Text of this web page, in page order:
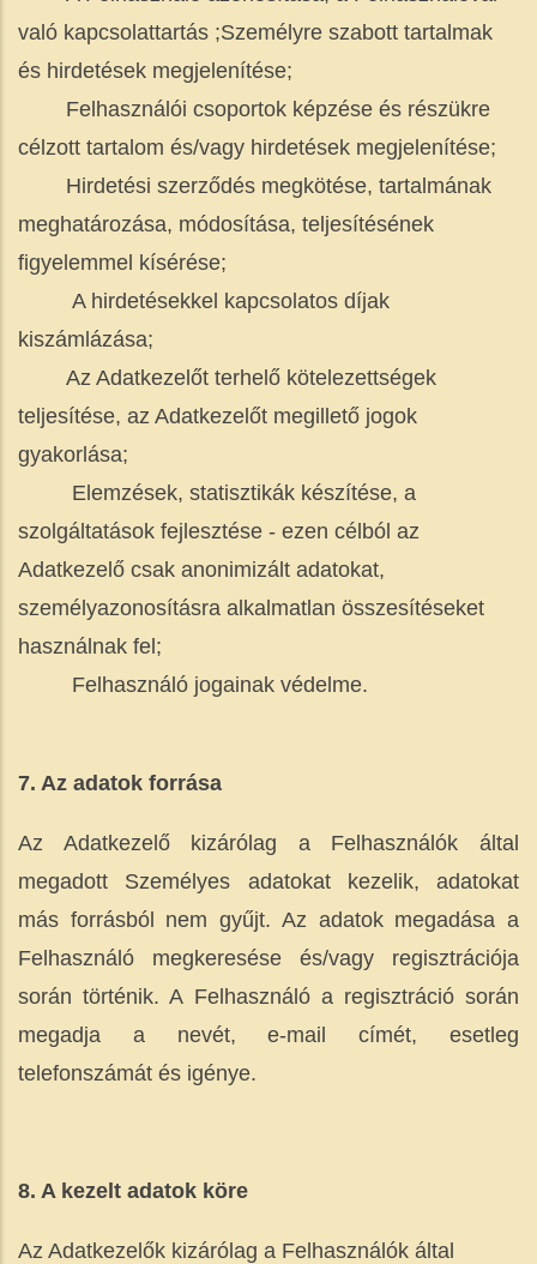
való kapcsolattartás ;Személyre szabott tartalmak
és hirdetések megjelenítése;
Felhasználói csoportok képzése és részükre
célzott tartalom és/vagy hirdetések megjelenítése;
Hirdetési szerződés megkötése, tartalmának
meghatározása, módosítása, teljesítésének
figyelemmel kísérése;
A hirdetésekkel kapcsolatos díjak
kiszámlázása;
Az Adatkezelőt terhelő kötelezettségek
teljesítése, az Adatkezelőt megillető jogok
gyakorlása;
Elemzések, statisztikák készítése, a
szolgáltatások fejlesztése - ezen célból az
Adatkezelő csak anonimizált adatokat,
személyazonosításra alkalmatlan összesítéseket
használnak fel;
Felhasználó jogainak védelme.
7. Az adatok forrása
Az Adatkezelő kizárólag a Felhasználók által
megadott Személyes adatokat kezelik, adatokat
más forrásból nem gyűjt. Az adatok megadása a
Felhasználó megkeresése és/vagy regisztrációja
során történik. A Felhasználó a regisztráció során
megadja a nevét, e-mail címét, esetleg
telefonszámát és igénye.
8. A kezelt adatok köre
Az Adatkezelők kizárólag a Felhasználók által